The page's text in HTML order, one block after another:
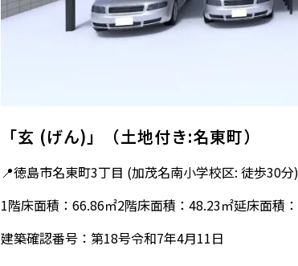
「玄 (げん)」（土地付き:名東町）
📍徳島市名東町3丁目 (加茂名南小学校区: 徒歩30分)
1階床面積：66.86㎡2階床面積：48.23㎡延床面積
建築確認番号：第18号令和7年4月11日